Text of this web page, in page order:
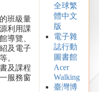
班級量
利用課
導覽、
及電子
。
及課程
服務窗
全球繁
體中文
版
電子雜
誌行動
圖書館
Acer
Walking
臺灣博